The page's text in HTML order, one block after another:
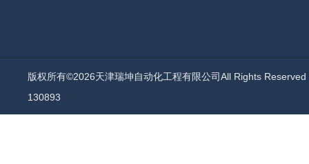
版权所有©2026天津瑞坤自动化工程有限公司All Rights
130893